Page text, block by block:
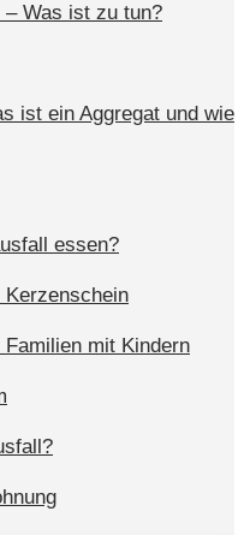
Was ist zu tun?
ist ein Aggregat und wie
essen?
mit Kindern